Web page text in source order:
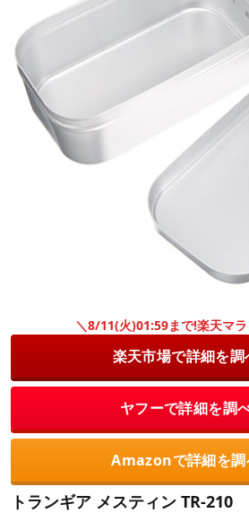
＼8/11(火)01:59まで!楽天マ
楽天市場で詳細を調
ヤフーで詳細を調
Amazonで詳細を調
トランギア メスティン TR-210